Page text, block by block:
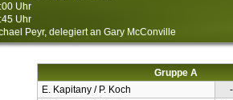
Uhr
Uhr
Peyr, delegiert an Gary McConville
Gruppe A
E. Kapitany / P. Koch
-